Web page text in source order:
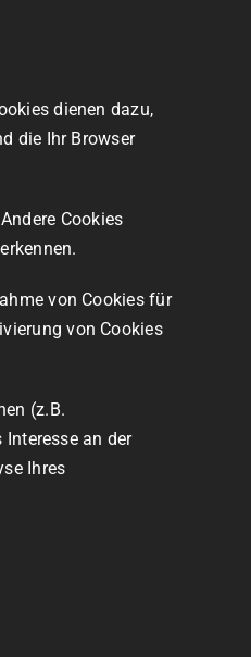
dienen dazu,
die Ihr Browser
Cookies
von Cookies für
von Cookies
(z.B.
an der
Ihres